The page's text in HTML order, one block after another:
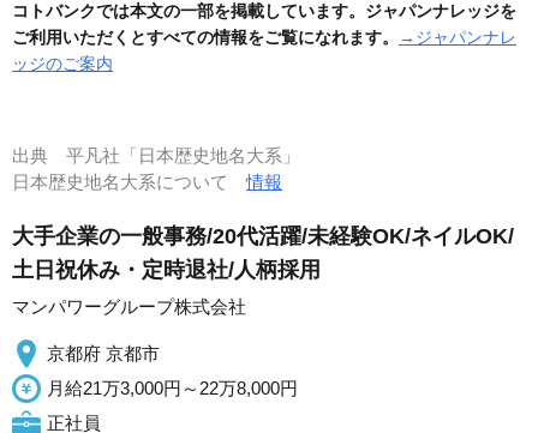
コトバンクでは本文の一部を掲載しています。ジャパンナレッジを
ご利用いただくとすべての情報をご覧になれます。
→ジャパンナレ
ッジのご案内
出典 平凡社「日本歴史地名大系」
日本歴史地名大系について情報
大手企業の一般事務/20代活躍/未経験OK/ネイルOK/
土日祝休み・定時退社/人柄採用
マンパワーグループ株式会社
京都府 京都市
月給21万3,000円～22万8,000円
正社員